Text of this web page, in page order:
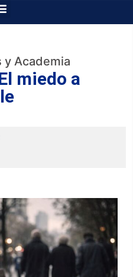
y Academia
miedo a